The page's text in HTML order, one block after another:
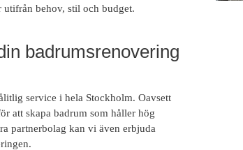
behov, stil och budget.
badrumsrenovering
service i hela Stockholm. Oavsett
att skapa badrum som håller hög
partnerbolag kan vi även erbjuda